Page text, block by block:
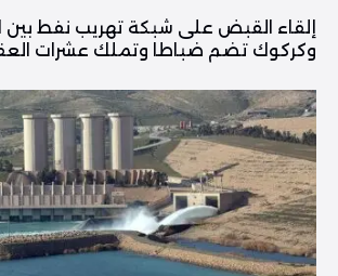
إلقاء القبض على شبكة تهريب نفط
وكركوك تضم ضباطا وتملك عشرات